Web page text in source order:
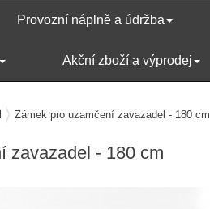
Provozní náplně a údržba
Akční zboží a výprodej
Zámek pro uzamčení zavazadel - 180 cm
zavazadel - 180 cm